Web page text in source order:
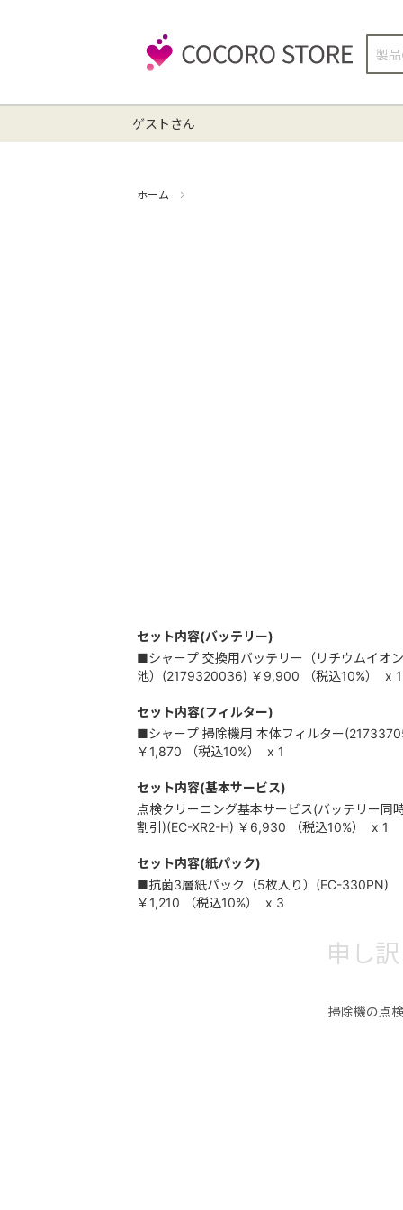
検
ゲストさん
ホーム
セット内容(バッテリー)
■シャープ 交換用バッテリー（リチウムイオ
池）(2179320036) ￥9,900 （税込10%） x 1
セット内容(フィルター)
■シャープ 掃除機用 本体フィルター
￥1,870
（税込10%） x 1
セット内容(基本サービス)
点検クリーニング基本サービス(バッテリー同
割引)(EC-XR2-H) ￥6,930 （税込10%） x 1
セット内容(紙パック)
■抗菌3層紙パック（5枚入り）(EC-330PN)
￥1,210
（税込10%） x 3
申し
掃除機の点